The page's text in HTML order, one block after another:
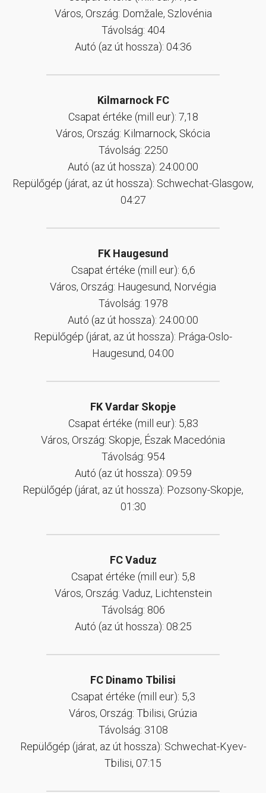
Város, Ország: Domžale, Szlovénia
Távolság: 404
Autó (az út hossza): 04:36
Kilmarnock FC
Csapat értéke (mill eur): 7,18
Város, Ország: Kilmarnock, Skócia
Távolság: 2250
Autó (az út hossza): 24:00:00
Repülőgép (járat, az út hossza): Schwechat-Glasgow,
04:27
FK Haugesund
Csapat értéke (mill eur): 6,6
Város, Ország: Haugesund, Norvégia
Távolság: 1978
Autó (az út hossza): 24:00:00
Repülőgép (járat, az út hossza): Prága-Oslo-
Haugesund, 04:00
FK Vardar Skopje
Csapat értéke (mill eur): 5,83
Város, Ország: Skopje, Észak Macedónia
Távolság: 954
Autó (az út hossza): 09:59
Repülőgép (járat, az út hossza): Pozsony-Skopje,
01:30
FC Vaduz
Csapat értéke (mill eur): 5,8
Város, Ország: Vaduz, Lichtenstein
Távolság: 806
Autó (az út hossza): 08:25
FC Dinamo Tbilisi
Csapat értéke (mill eur): 5,3
Város, Ország: Tbilisi, Grúzia
Távolság: 3108
Repülőgép (járat, az út hossza): Schwechat-Kyev-
Tbilisi, 07:15